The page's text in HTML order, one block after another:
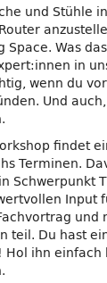
und Stühle
Was
in
wenn du
Und
findet
Terminen.
Schwerpunkt
Input
und
teil. Du hast
Hol ihn einfach